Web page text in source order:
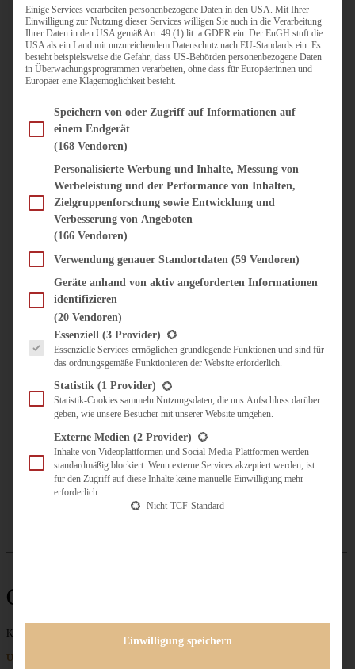
HERZHAFTES BACKEN
ONE-POT-GERICHTE
PASTA & NUDELGERICHTE
PIZZA, TARTES & QUICHES
REIS & RISOTTO
SALATE & SNACKS
SUPPENKASPEREIEN
VORSPEISEN
SÜSS & HERZHAFT
BROTAUFSTRICH
DIPS, SAUCEN, CHUTNEYS
KÜCHENGESCHENKE
UNTERWEGS
KULINARISCH UNTERWEGS
ÜBER MICH
ZUSAMMENARBEIT
Creme
Keine Beiträge gefunden
Unternehmen
Einige Services verarbeiten personenbezogene Daten in den USA. Mit Ihrer
Einwilligung zur Nutzung dieser Services willigen Sie auch in die Verarbeitung
Ihrer Daten in den USA gemäß Art. 49 (1) lit. a GDPR ein. Der EuGH stuft die
USA als ein Land mit unzureichendem Datenschutz nach EU-Standards ein. Es
besteht beispielsweise die Gefahr, dass US-Behörden personenbezogene Daten
in Überwachungsprogrammen verarbeiten, ohne dass für Europäerinnen und
Europäer eine Klagemöglichkeit besteht.
Im Folgenden finden Sie eine Liste der Zwecke des IAB Transparency and Consent
Speichern von oder Zugriff auf Informationen auf
einem Endgerät
(168 Vendoren)
Personalisierte Werbung und Inhalte, Messung von
Werbeleistung und der Performance von Inhalten,
Zielgruppenforschung sowie Entwicklung und
Verbesserung von Angeboten
(166 Vendoren)
Verwendung genauer Standortdaten (59 Vendoren)
Geräte anhand von aktiv angeforderten Informationen
identifizieren
(20 Vendoren)
Es folgt eine Liste der Service-Gruppen, für die eine Einwilligung erteilt werden
Essenziell (3 Provider)
Essenzielle Services ermöglichen grundlegende Funktionen und sind für
das ordnungsgemäße Funktionieren der Website erforderlich.
Statistik (1 Provider)
Statistik-Cookies sammeln Nutzungsdaten, die uns Aufschluss darüber
geben, wie unsere Besucher mit unserer Website umgehen.
Externe Medien (2 Provider)
Inhalte von Videoplattformen und Social-Media-Plattformen werden
standardmäßig blockiert. Wenn externe Services akzeptiert werden, ist
für den Zugriff auf diese Inhalte keine manuelle Einwilligung mehr
erforderlich.
Nicht-TCF-Standard
Einwilligung speichern